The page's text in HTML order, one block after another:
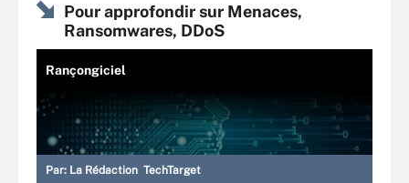
Pour approfondir sur Menaces,
Ransomwares, DDoS
Rançongiciel
Par: La Rédaction TechTarget